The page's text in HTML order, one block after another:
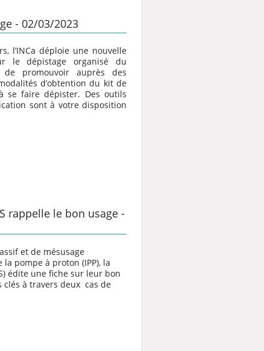
- 02/03/2023
l’INCa déploie une nouvelle
le dépistage organisé du
de promouvoir auprès des
d’obtention du kit de
se faire dépister. Des outils
sont à votre disposition
rappelle le bon usage -
et de mésusage
pompe à proton (IPP), la
édite une fiche sur leur bon
clés à travers deux cas de